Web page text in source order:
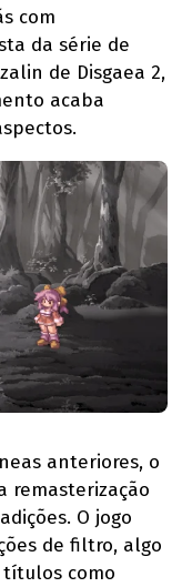
com
da série de
de Disgaea 2,
acaba
anteriores, o
remasterização
O jogo
de filtro, algo
como